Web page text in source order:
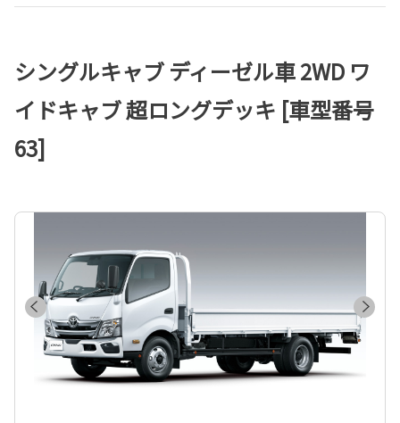
シングルキャブ ディーゼル車 2WD ワ
イドキャブ 超ロングデッキ [車型番号
63]